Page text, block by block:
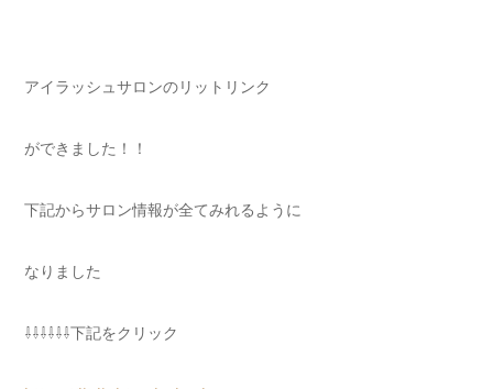
アイラッシュサロンのリットリンク
ができました！！
下記からサロン情報が全てみれるように
なりました
⇩⇩⇩⇩⇩⇩下記をクリック